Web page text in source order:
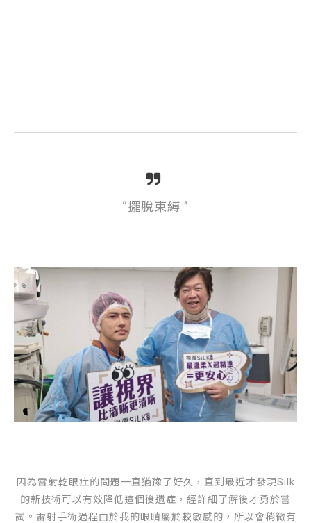
“擺脫束縛 ”
因為雷射乾眼症的問題一直猶豫了好久，直到最近才發現Silk
的新技術可以有效降低這個後遺症，經詳細了解後才勇於嘗
試。雷射手術過程由於我的眼睛屬於較敏感的，所以會稍微有